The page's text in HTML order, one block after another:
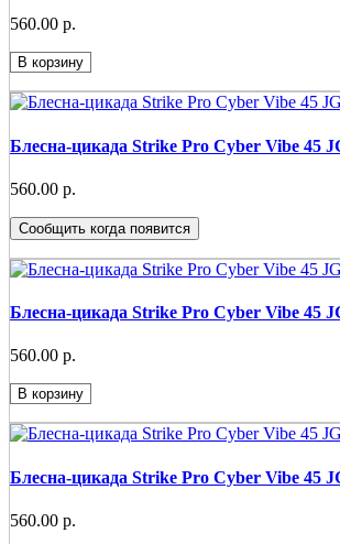
560.00 р.
В корзину
Блесна-цикада Strike Pro Cyber Vibe 45
560.00 р.
Сообщить когда появится
Блесна-цикада Strike Pro Cyber Vibe 45
560.00 р.
В корзину
Блесна-цикада Strike Pro Cyber Vibe 45
560.00 р.